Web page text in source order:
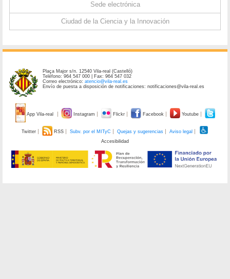
Sede electrónica
Ciudad de la Ciencia y la Innovación
Plaça Major s/n. 12540 Vila-real (Castelló)
Teléfono: 964 547 000 | Fax: 964 547 032
Correo electrónico:atencio@vila-real.es
Envío de puesta a disposición de notificaciones: notificaciones@vila-real.es
App Vila-real Instagram Flickr Facebook Youtube
Twitter RSS Subv. por el MITyC Quejas y sugerencias
Aviso legal
Accesibilidad